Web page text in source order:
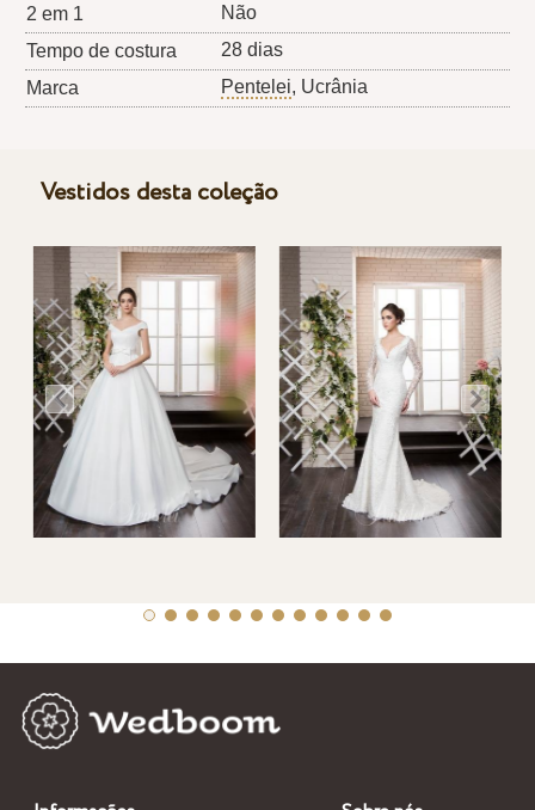
2 em 1
Não
Tempo de costura
28 dias
Marca
Pentelei, Ucrânia
Vestidos desta coleção